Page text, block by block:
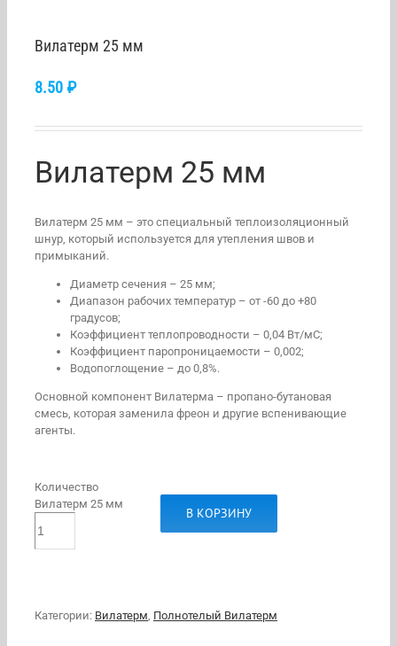
Вилатерм 25 мм
8.50 ₽
Вилатерм 25 мм
Вилатерм 25 мм – это специальный теплоизоляционный
шнур, который используется для утепления швов и
примыканий.
Диаметр сечения – 25 мм;
Диапазон рабочих температур – от -60 до +80
градусов;
Коэффициент теплопроводности – 0,04 Вт/мС;
Коэффициент паропроницаемости – 0,002;
Водопоглощение – до 0,8%.
Основной компонент Вилатерма – пропано-бутановая
смесь, которая заменила фреон и другие вспенивающие
агенты.
Количество
Вилатерм 25 мм
В КОРЗИНУ
Категории: Вилатерм Полнотелый Вилатерм